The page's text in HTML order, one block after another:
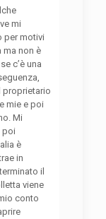
mi
per motivi
ma non è
c’è una
proprietario
mie e poi
Mi
poi
è
in
il
viene
conto